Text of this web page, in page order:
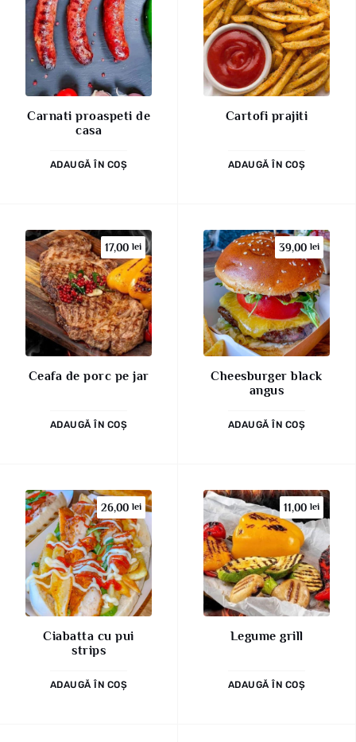
Carnati proaspeti de
casa
ADAUGĂ ÎN COȘ
Cartofi prajiti
ADAUGĂ ÎN COȘ
17,00lei
Ceafa de porc pe jar
ADAUGĂ ÎN COȘ
39,00lei
Cheesburger black
angus
ADAUGĂ ÎN COȘ
26,00lei
Ciabatta cu pui
strips
ADAUGĂ ÎN COȘ
11,00lei
Legume grill
ADAUGĂ ÎN COȘ